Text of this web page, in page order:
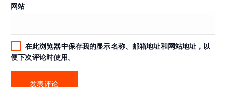
网站
在此浏览器中保存我的显示名称、邮箱地址和网站地址，以
便下次评论时使用。